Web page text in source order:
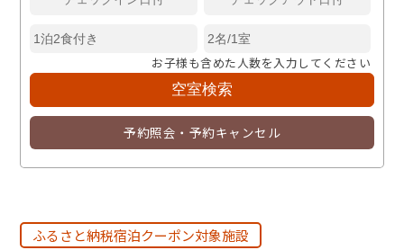
お子様も含めた人数を入力してください
予約照会・予約キャンセル
ふるさと納税宿泊クーポン対象施設